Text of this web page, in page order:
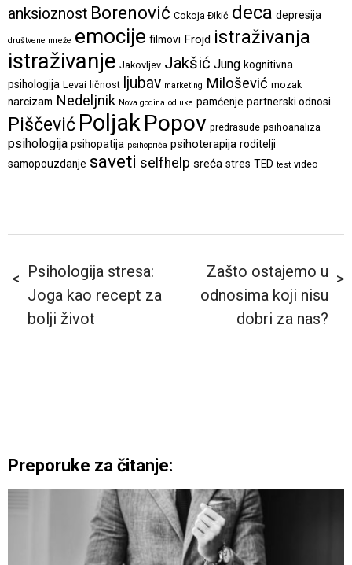
anksioznost Borenović Cokoja Đikić deca depresija
društvene mreže emocije filmovi Frojd istraživanja
istraživanje Jakovljev Jakšić Jung kognitivna
psihologija Levai ličnost ljubav marketing Milošević mozak
narcizam Nedeljnik Nova godina odluke pamćenje partnerski odnosi
Piščević PoljakPopov predrasude psihoanaliza
psihologija psihopatija psihopriča psihoterapija roditelji
samopouzdanje saveti selfhelp sreća stres TED test video
Psihologija stresa:
Joga kao recept za
bolji život
Zašto ostajemo u
odnosima koji nisu
dobri za nas?
Preporuke za čitanje: